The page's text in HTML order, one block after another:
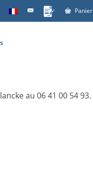
Panier
au 06 41 00 54 93.